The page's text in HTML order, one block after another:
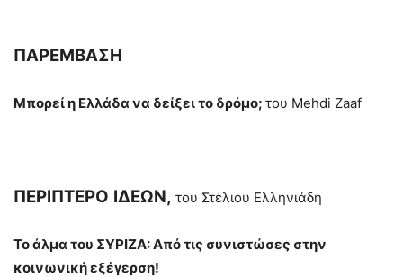
ΠΑΡΕΜΒΑΣΗ
Μπορεί η Ελλάδα να δείξει το δρόμο; του Mehdi Zaaf
ΠΕΡΙΠΤΕΡΟ ΙΔΕΩΝ, του Στέλιου Ελληνιάδη
Το άλμα του ΣΥΡΙΖΑ: Από τις συνιστώσες στην
κοινωνική εξέγερση!